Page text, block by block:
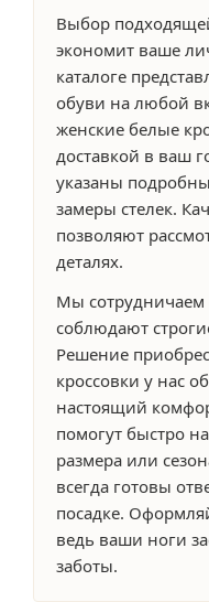
Выбор
экономит ваше
каталоге
обуви на любой
женские белые
доставкой в ваш
указаны
замеры стелек.
позволяют
деталях.
Мы сотрудничаем
соблюдают
Решение
кроссовки у нас
настоящий
помогут быстро
размера или
всегда готовы
посадке.
ведь ваши ноги
заботы.